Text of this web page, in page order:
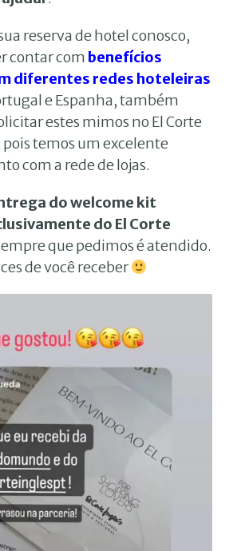
reserva de hotel conosco,
contar com benefícios
diferentes redes hoteleiras
e Espanha, também
estes mimos no El Corte
pois temos um excelente
com a rede de lojas.
do welcome kit
do El Corte
que pedimos é atendido.
de você receber